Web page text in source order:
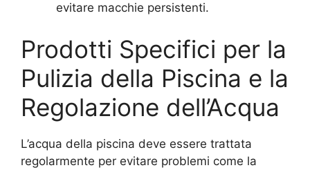
evitare macchie persistenti.
Prodotti Specifici per la
Pulizia della Piscina e la
Regolazione dell’Acqua
L’acqua della piscina deve essere trattata
regolarmente per evitare problemi come la